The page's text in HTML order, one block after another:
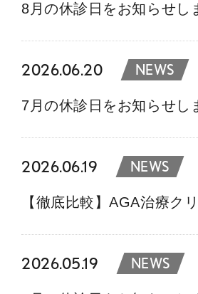
8月の休診日をお知らせし
2026.06.20 NEWS
7月の休診日をお知らせし
2026.06.19 NEWS
【徹底比較】AGA治療ク
2026.05.19 NEWS